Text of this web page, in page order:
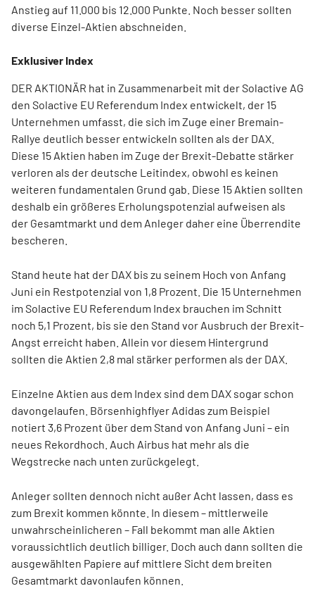
Anstieg auf 11.000 bis 12.000 Punkte. Noch besser sollten
diverse Einzel-Aktien abschneiden.
Exklusiver Index
DER AKTIONÄR hat in Zusammenarbeit mit der Solactive AG
den Solactive EU Referendum Index entwickelt, der 15
Unternehmen umfasst, die sich im Zuge einer Bremain-
Rallye deutlich besser entwickeln sollten als der DAX.
Diese 15 Aktien haben im Zuge der Brexit-Debatte stärker
verloren als der deutsche Leitindex, obwohl es keinen
weiteren fundamentalen Grund gab. Diese 15 Aktien sollten
deshalb ein größeres Erholungspotenzial aufweisen als
der Gesamtmarkt und dem Anleger daher eine Überrendite
bescheren.
Stand heute hat der DAX bis zu seinem Hoch von Anfang
Juni ein Restpotenzial von 1,8 Prozent. Die 15 Unternehmen
im Solactive EU Referendum Index brauchen im Schnitt
noch 5,1 Prozent, bis sie den Stand vor Ausbruch der Brexit-
Angst erreicht haben. Allein vor diesem Hintergrund
sollten die Aktien 2,8 mal stärker performen als der DAX.
Einzelne Aktien aus dem Index sind dem DAX sogar schon
davongelaufen. Börsenhighflyer Adidas zum Beispiel
notiert 3,6 Prozent über dem Stand von Anfang Juni – ein
neues Rekordhoch. Auch Airbus hat mehr als die
Wegstrecke nach unten zurückgelegt.
Anleger sollten dennoch nicht außer Acht lassen, dass es
zum Brexit kommen könnte. In diesem – mittlerweile
unwahrscheinlicheren – Fall bekommt man alle Aktien
voraussichtlich deutlich billiger. Doch auch dann sollten die
ausgewählten Papiere auf mittlere Sicht dem breiten
Gesamtmarkt davonlaufen können.